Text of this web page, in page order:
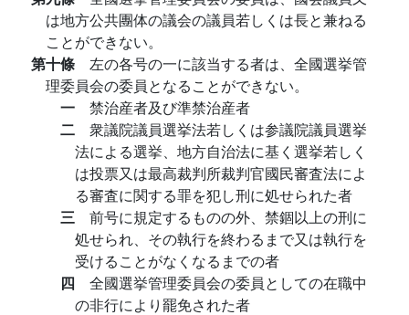
は地方公共團体の議会の議員若しくは長と兼ねる
ことができない。
第十條 左の各号の一に該当する者は、全國選挙管
理委員会の委員となることができない。
一 禁治産者及び準禁治産者
二 衆議院議員選挙法若しくは参議院議員選挙
法による選挙、地方自治法に基く選挙若しく
は投票又は最高裁判所裁判官國民審査法によ
る審査に関する罪を犯し刑に処せられた者
三 前号に規定するものの外、禁錮以上の刑に
処せられ、その執行を終わるまで又は執行を
受けることがなくなるまでの者
四 全國選挙管理委員会の委員としての在職中
の非行により罷免された者